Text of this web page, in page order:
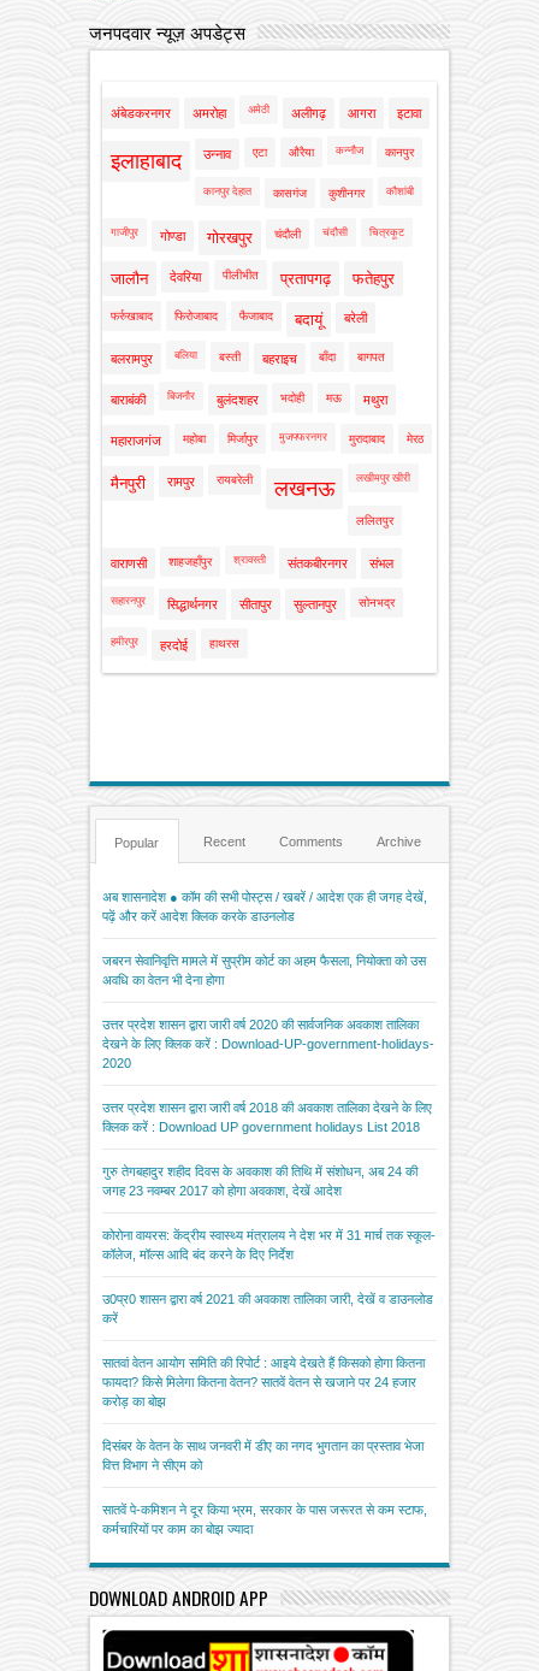
जनपदवार न्यूज़ अपडेट्स
अंबेडकरनगर अमरोहा अमेठी अलीगढ़ आगरा इटावा
इलाहाबाद उन्नाव एटा औरैया कन्नौज कानपुर
कानपुर देहात कासगंज कुशीनगर कौशांबी
गाजीपुर गोण्डा गोरखपुर चंदौली चंदौसी चित्रकूट
जालौन देवरिया पीलीभीत प्रतापगढ़ फतेहपुर
फर्रुखाबाद फिरोजाबाद फैजाबाद बदायूं बरेली
बलरामपुर बलिया बस्ती बहराइच बाँदा बागपत
बाराबंकी बिजनौर बुलंदशहर भदोही मऊ मथुरा
महाराजगंज महोबा मिर्जापुर मुजफ्फरनगर मुरादाबाद मेरठ
मैनपुरी रामपुर रायबरेली लखनऊ लखीमपुर खीरी
ललितपुर
वाराणसी शाहजहाँपुर श्रावस्ती संतकबीरनगर संभल
सहारनपुर सिद्धार्थनगर सीतापुर सुल्तानपुर सोनभद्र
हमीरपुर हरदोई हाथरस
Popular Recent Comments Archive
अब शासनादेश ● कॉम की सभी पोस्ट्स / खबरें / आदेश एक ही जगह देखें,
पढ़ें और करें आदेश क्लिक करके डाउनलोड
जबरन सेवानिवृत्ति मामले में सुप्रीम कोर्ट का अहम फैसला, नियोक्ता को उस
अवधि का वेतन भी देना होगा
उत्तर प्रदेश शासन द्वारा जारी वर्ष 2020 की सार्वजनिक अवकाश तालिका
देखने के लिए क्लिक करें : Download-UP-government-holidays-
2020
उत्तर प्रदेश शासन द्वारा जारी वर्ष 2018 की अवकाश तालिका देखने के लिए
क्लिक करें : Download UP government holidays List 2018
गुरु तेगबहादुर शहीद दिवस के अवकाश की तिथि में संशोधन, अब 24 की
जगह 23 नवम्बर 2017 को होगा अवकाश, देखें आदेश
कोरोना वायरस: केंद्रीय स्वास्थ्य मंत्रालय ने देश भर में 31 मार्च तक स्कूल-
कॉलेज, मॉल्स आदि बंद करने के दिए निर्देश
उ0प्र0 शासन द्वारा वर्ष 2021 की अवकाश तालिका जारी, देखें व डाउनलोड
करें
सातवां वेतन आयोग समिति की रिपोर्ट : आइये देखते हैं किसको होगा कितना
फायदा? किसे मिलेगा कितना वेतन? सातवें वेतन से खजाने पर 24 हजार
करोड़ का बोझ
दिसंबर के वेतन के साथ जनवरी में डीए का नगद भुगतान का प्रस्ताव भेजा
वित्त विभाग ने सीएम को
सातवें पे-कमिशन ने दूर किया भ्रम, सरकार के पास जरूरत से कम स्टाफ,
कर्मचारियों पर काम का बोझ ज्यादा
DOWNLOAD ANDROID APP